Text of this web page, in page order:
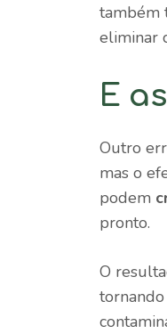
também
eliminar
E
Outro
mas o
podem
pronto.
O